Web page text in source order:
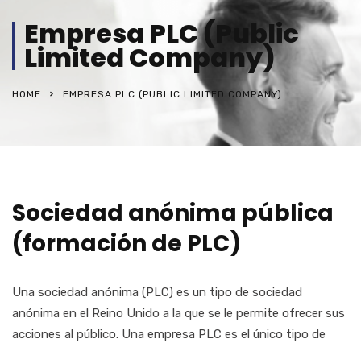
Empresa PLC (Public
Limited Company)
HOME EMPRESA PLC (PUBLIC LIMITED COMPANY)
Sociedad anónima pública
(formación de PLC)
Una sociedad anónima (PLC) es un tipo de sociedad
anónima en el Reino Unido a la que se le permite ofrecer sus
acciones al público. Una empresa PLC es el único tipo de